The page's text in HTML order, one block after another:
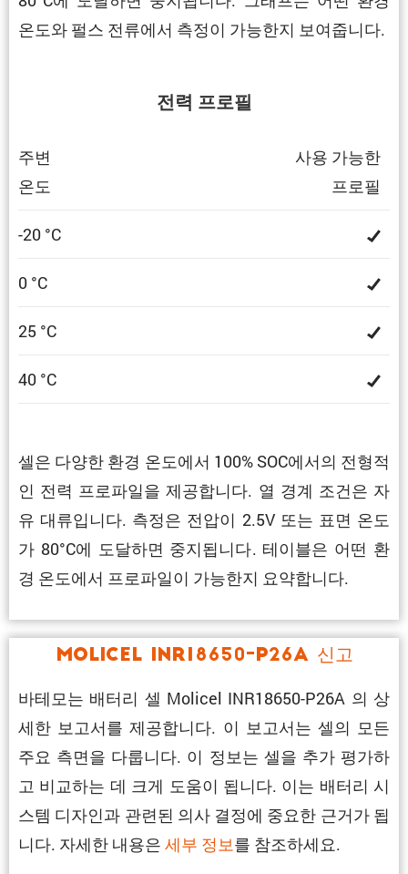
온도와 펄스 전류에서 측정이 가능한지 보여줍니다.
전력 프로필
주변
온도
사용 가능한
프로필
-20 °C
0 °C
25 °C
40 °C
셀은 다양한 환경 온도에서 100% SOC에서의 전형적
인 전력 프로파일을 제공합니다. 열 경계 조건은 자
유 대류입니다. 측정은 전압이 2.5V 또는 표면 온도
가 80°C에 도달하면 중지됩니다. 테이블은 어떤 환
경 온도에서 프로파일이 가능한지 요약합니다.
Molicel INR18650-P26A 신고
바테모는 배터리 셀 Molicel INR18650-P26A 의 상
세한 보고서를 제공합니다. 이 보고서는 셀의 모든
주요 측면을 다룹니다. 이 정보는 셀을 추가 평가하
고 비교하는 데 크게 도움이 됩니다. 이는 배터리 시
스템 디자인과 관련된 의사 결정에 중요한 근거가 됩
니다. 자세한 내용은 세부 정보를 참조하세요.